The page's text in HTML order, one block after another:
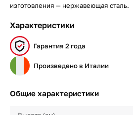
изготовления — нержавеющая сталь.
Характеристики
Гарантия 2 года
Произведено в Италии
Общие характеристики